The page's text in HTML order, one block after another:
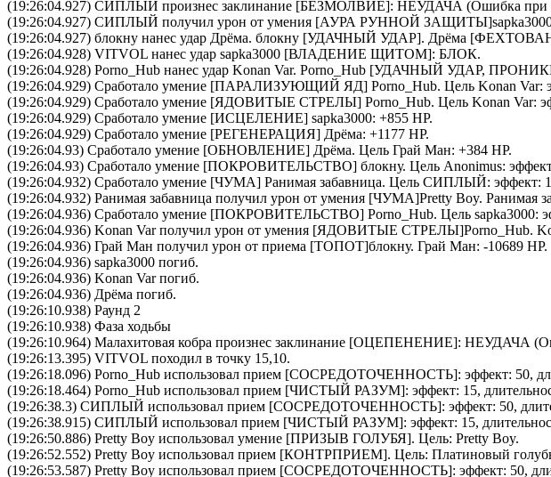
(19:26:04.927) СИПЛЫЙ произнес заклинание [БЕЗМОЛВИЕ]: НЕУДАЧА (Ошибка при
(19:26:04.927) СИПЛЫЙ получил урон от умения [АУРА РУННОЙ ЗАЩИТЫ]
(19:26:04.927) блокну нанес удар Дрёма. блокну [УДАЧНЫЙ УДАР]. Дрёма
(19:26:04.928) VITVOL нанес удар sapka3000 [ВЛАДЕНИЕ ЩИТОМ]: БЛОК.
(19:26:04.928) Porno_Hub нанес удар Konan Var. Porno_Hub [УДАЧНЫЙ УДАР,
(19:26:04.929) Сработало умение [ПАРАЛИЗУЮЩИЙ ЯД] Porno_Hub. Цель Konan Var:
(19:26:04.929) Сработало умение [ЯДОВИТЫЕ СТРЕЛЫ] Porno_Hub. Цель Konan Var:
(19:26:04.929) Сработало умение [ИСЦЕЛЕНИЕ] sapka3000: +855 HP.
(19:26:04.929) Сработало умение [РЕГЕНЕРАЦИЯ] Дрёма: +1177 HP.
(19:26:04.93) Сработало умение [ОБНОВЛЕНИЕ] Дрёма. Цель Грай Ман: +384 HP.
(19:26:04.93) Сработало умение [ПОКРОВИТЕЛЬСТВО] блокну. Цель Anonimus:
(19:26:04.932) Сработало умение [ЧУМА] Ранимая забавница. Цель СИПЛЫЙ: эффект:
(19:26:04.932) Ранимая забавница получил урон от умения [ЧУМА]Pretty Boy. Ранимая
(19:26:04.936) Сработало умение [ПОКРОВИТЕЛЬСТВО] Porno_Hub. Цель sapka3000:
(19:26:04.936) Konan Varполучил урон от умения [ЯДОВИТЫЕ СТРЕЛЫ]Porno_Hub.
(19:26:04.936) Грай Ман получил урон от приема [ТОПОТ]блокну. Грай Ман: -10689 HP.
(19:26:04.936) sapka3000 погиб.
(19:26:04.936) Konan Varпогиб.
(19:26:04.936) Дрёма погиб.
(19:26:10.938) Раунд 2
(19:26:10.938) Фаза ходьбы
(19:26:10.964) Малахитовая кобра произнес заклинание [ОЦЕПЕНЕНИЕ]: НЕУДАЧА
(19:26:13.395) VITVOL походил в точку 15,10.
(19:26:18.096) Porno_Hub использовал прием [CОСРЕДОТОЧЕННОСТЬ]: эффект: 50,
(19:26:18.464) Porno_Hub использовал прием [ЧИСТЫЙ РАЗУМ]: эффект: 15,
(19:26:38.3) СИПЛЫЙ использовал прием [CОСРЕДОТОЧЕННОСТЬ]: эффект: 50,
(19:26:38.915) СИПЛЫЙ использовал прием [ЧИСТЫЙ РАЗУМ]: эффект: 15,
(19:26:50.886) Pretty Boy использовал умение [ПРИЗЫВ ГОЛУБЯ]. Цель: Pretty Boy.
(19:26:52.552) Pretty Boy использовал прием [КОНТРПРИЕМ]. Цель: Платиновый
(19:26:53.587) Pretty Boy использовал прием [CОСРЕДОТОЧЕННОСТЬ]: эффект: 50,